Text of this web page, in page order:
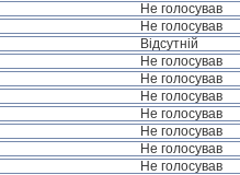
Не голосував
Не голосував
Відсутній
Не голосував
Не голосував
Не голосував
Не голосував
Не голосував
Не голосував
Не голосував